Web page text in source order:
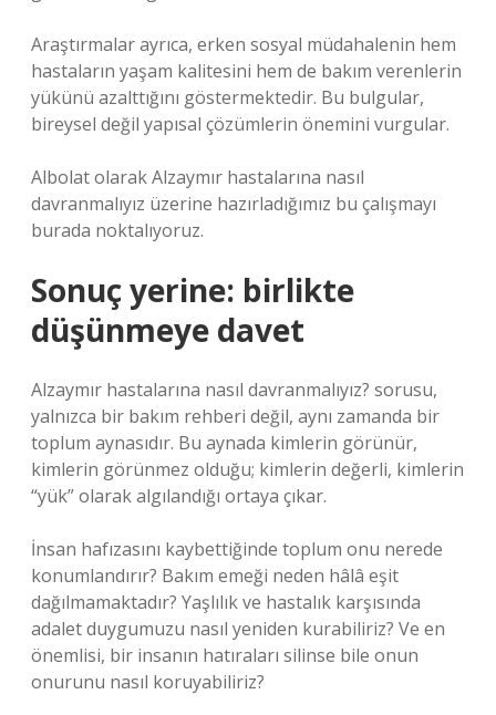
Araştırmalar ayrıca, erken sosyal müdahalenin hem
hastaların yaşam kalitesini hem de bakım verenlerin
yükünü azalttığını göstermektedir. Bu bulgular,
bireysel değil yapısal çözümlerin önemini vurgular.
Albolat olarak Alzaymır hastalarına nasıl
davranmalıyız üzerine hazırladığımız bu çalışmayı
burada noktalıyoruz.
Sonuç yerine: birlikte
düşünmeye davet
Alzaymır hastalarına nasıl davranmalıyız? sorusu,
yalnızca bir bakım rehberi değil, aynı zamanda bir
toplum aynasıdır. Bu aynada kimlerin görünür,
kimlerin görünmez olduğu; kimlerin değerli, kimlerin
“yük” olarak algılandığı ortaya çıkar.
İnsan hafızasını kaybettiğinde toplum onu nerede
konumlandırır? Bakım emeği neden hâlâ eşit
dağılmamaktadır? Yaşlılık ve hastalık karşısında
adalet duygumuzu nasıl yeniden kurabiliriz? Ve en
önemlisi, bir insanın hatıraları silinse bile onun
onurunu nasıl koruyabiliriz?